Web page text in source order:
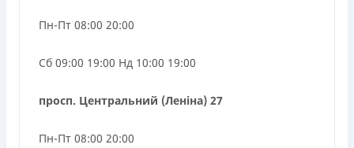
Пн-Пт 08:00 20:00
Сб 09:00 19:00 Нд 10:00 19:00
просп. Центральний (Леніна) 27
Пн-Пт 08:00 20:00